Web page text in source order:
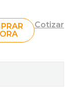
Cotizar